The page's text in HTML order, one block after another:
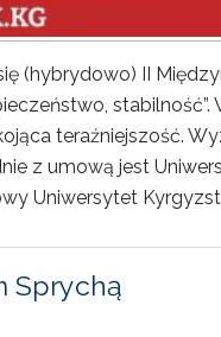
(hybrydowo) II
teraźniejszość.
z umową jest
Uniwersytet
Sprychą